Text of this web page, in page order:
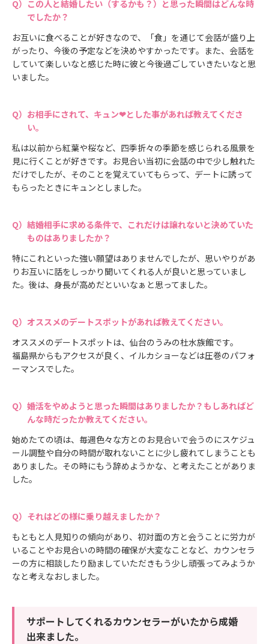
この人と結婚したい（するかも？）と思った瞬間はどんな時
でしたか？
お互いに食べることが好きなので、「食」を通じて会話が盛り上
がったり、今後の予定などを決めやすかったです。また、会話を
していて楽しいなと感じた時に彼と今後過ごしていきたいなと思
いました。
お相手にされて、キュン❤とした事があれば教えてくださ
い。
私は以前から紅葉や桜など、四季折々の季節を感じられる風景を
見に行くことが好きです。お見合い当初に会話の中で少し触れた
だけでしたが、そのことを覚えていてもらって、デートに誘って
もらったときにキュンとしました。
結婚相手に求める条件で、これだけは譲れないと決めていた
ものはありましたか？
特にこれといった強い願望はありませんでしたが、思いやりがあ
りお互いに話をしっかり聞いてくれる人が良いと思っていまし
た。後は、身長が高めだといいなぁと思ってました。
オススメのデートスポットがあれば教えてください。
オススメのデートスポットは、仙台のうみの杜水族館です。
福島県からもアクセスが良く、イルカショーなどは圧巻のパフォ
ーマンスでした。
婚活をやめようと思った瞬間はありましたか？もしあればど
んな時だったか教えてください。
始めたての頃は、毎週色々な方とのお見合いで会うのにスケジュ
ール調整や自分の時間が取れないことに少し疲れてしまうことも
ありました。その時にもう辞めようかな、と考えたことがありま
した。
それはどの様に乗り越えましたか？
もともと人見知りの傾向があり、初対面の方と会うことに労力が
いることやお見合いの時間の確保が大変なことなど、カウンセラ
ーの方に相談したり励ましていただきもう少し頑張ってみようか
なと考えなおしました。
サポートしてくれるカウンセラーがいたから成婚
出来ました。